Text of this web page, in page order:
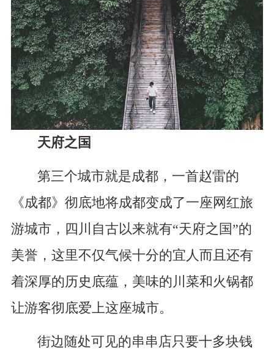
天府之国
第三个城市就是成都，一首赵雷的
《成都》彻底地将成都变成了一座网红旅
游城市，四川自古以来就有“天府之国”的
美誉，这里不仅气候十分的宜人而且还有
着深厚的历史底蕴，美味的川菜和火锅都
让游客彻底爱上这座城市。
街边随处可见的串串店只要十多块钱